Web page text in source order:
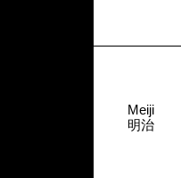
Meiji
明治